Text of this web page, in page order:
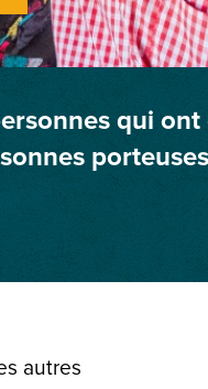
qui
autres